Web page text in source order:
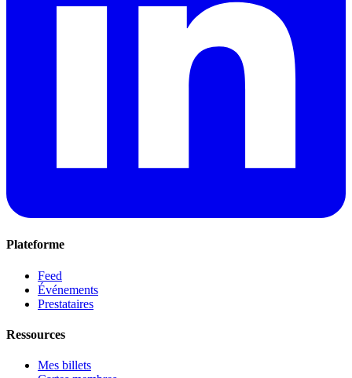
Plateforme
Feed
Événements
Prestataires
Ressources
Mes billets